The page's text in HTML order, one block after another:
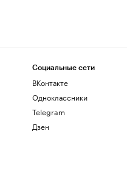
Социальные сети
ВКонтакте
Одноклассники
Telegram
Дзен